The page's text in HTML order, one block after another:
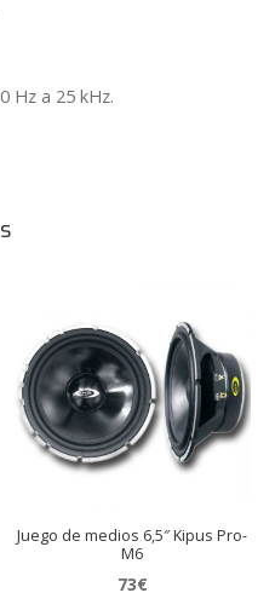
Hz a 25 kHz.
Juego de medios 6,5″ Kipus Pro-
M6
73€